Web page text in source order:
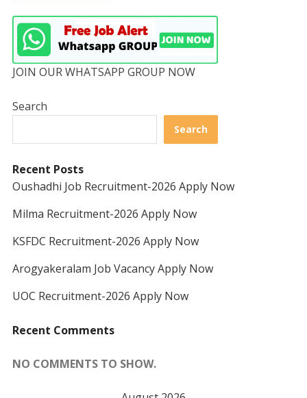
JOIN OUR WHATSAPP GROUP NOW
Search
Search
Recent Posts
Oushadhi Job Recruitment-2026 Apply Now
Milma Recruitment-2026 Apply Now
KSFDC Recruitment-2026 Apply Now
Arogyakeralam Job Vacancy Apply Now
UOC Recruitment-2026 Apply Now
Recent Comments
NO COMMENTS TO SHOW.